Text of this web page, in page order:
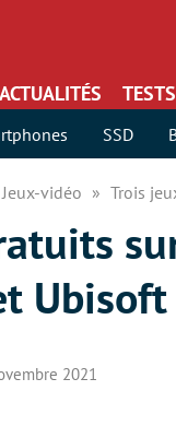
ACTUALITÉS TESTS
SSD
Jeux-vidéo Trois
2021